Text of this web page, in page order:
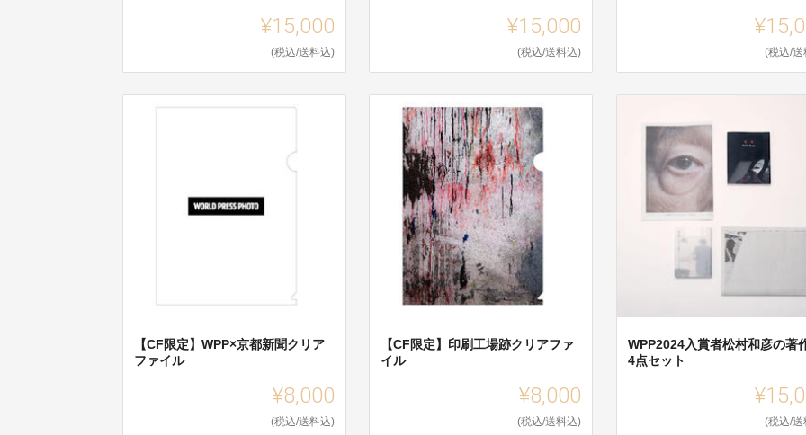
¥15,000
(税込/送料込)
¥15,000
(税込/送料込) (税込/送
【CF限定】WPP×京都新聞クリア
ファイル
¥8,000
(税込/送料込)
【CF限定】印刷工場跡クリアファ
イル
¥8,000
(税込/送料込)
WPP2024入賞者松村和彦の著
4点セット
(税込/送